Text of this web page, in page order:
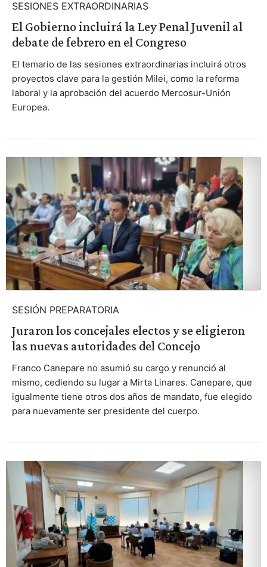
SESIONES EXTRAORDINARIAS
El Gobierno incluirá la Ley Penal Juvenil al
debate de febrero en el Congreso
El temario de las sesiones extraordinarias incluirá otros
proyectos clave para la gestión Milei, como la reforma
laboral y la aprobación del acuerdo Mercosur-Unión
Europea.
SESIÓN PREPARATORIA
Juraron los concejales electos y se eligieron
las nuevas autoridades del Concejo
Franco Canepare no asumió su cargo y renunció al
mismo, cediendo su lugar a Mirta Linares. Canepare, que
igualmente tiene otros dos años de mandato, fue elegido
para nuevamente ser presidente del cuerpo.